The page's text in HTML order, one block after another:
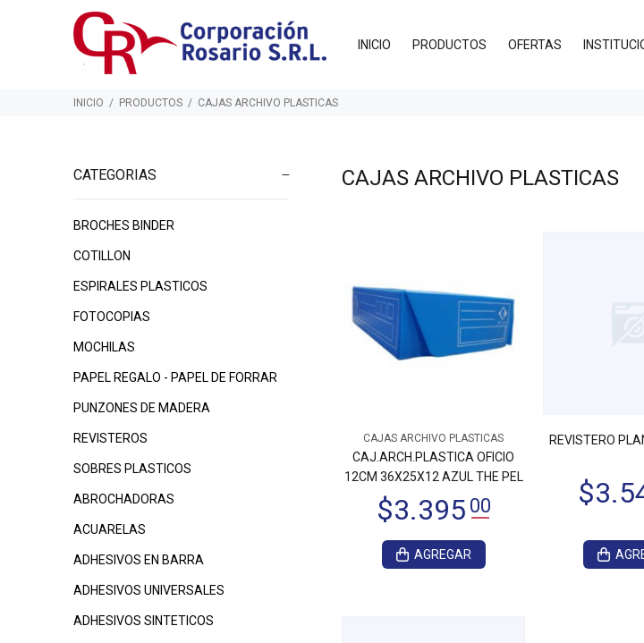
INICIO PRODUCTOS OFERTAS
INICIO PRODUCTOS CAJAS ARCHIVO PLASTICAS
CATEGORIAS
BROCHES BINDER
COTILLON
ESPIRALES PLASTICOS
FOTOCOPIAS
MOCHILAS
PAPEL REGALO - PAPEL DE FORRAR
PUNZONES DE MADERA
REVISTEROS
SOBRES PLASTICOS
ABROCHADORAS
ACUARELAS
ADHESIVOS EN BARRA
ADHESIVOS UNIVERSALES
ADHESIVOS SINTETICOS
CAJAS ARCHIVO PLASTICAS
CAJAS ARCHIVO PLASTICAS
CAJ.ARCH.PLASTICA OFICIO
12CM 36X25X12 AZUL THE PEL
AGREGAR
REVISTERO
$13.405 00